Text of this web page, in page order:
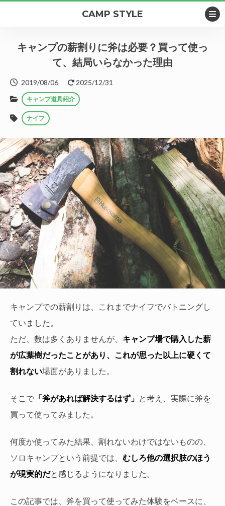
CAMP STYLE
キャンプの薪割りに斧は必要？買って使っ
て、結局いらなかった理由
2019/08/06 2025/12/31
キャンプ道具紹介
ナイフ
キャンプでの薪割りは、これまでナイフでバトニングし
ていました。
ただ、数は多くありませんが、 キャンプ場で購入した薪
が広葉樹だったことがあり、これが思った以上に硬くて
割れない場面がありました。
そこで 「斧があれば解決するはず」 と考え、実際に斧を
買って使ってみました。
何度か使ってみた結果、割れないわけではないものの、
ソロキャンプという前提では、 むしろ他の選択肢のほう
が現実的だと感じるようになりました。
この記事では、斧を買って使ってみた体験をベースに、